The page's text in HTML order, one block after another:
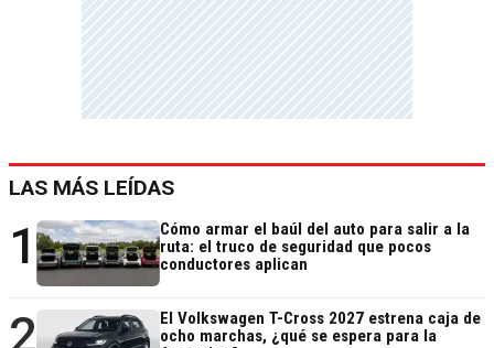
LAS MÁS LEÍDAS
1
Cómo armar el baúl del auto para salir a la
ruta: el truco de seguridad que pocos
conductores aplican
2
El Volkswagen T-Cross 2027 estrena caja de
ocho marchas, ¿qué se espera para la